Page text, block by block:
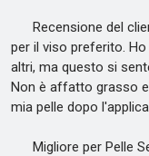
Recensione del
per il viso preferito.
altri, ma questo si
Non è affatto grasso
mia pelle dopo
Migliore per Pelle